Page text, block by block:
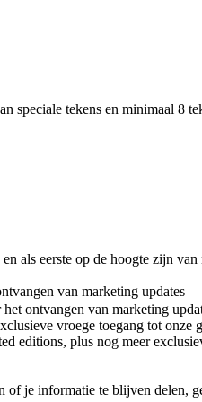
speciale tekens en minimaal 8
als eerste op de hoogte zijn
van marketing updates
ontvangen van marketing
vroege toegang tot
editions, plus nog meer
of je informatie te blijven delen,